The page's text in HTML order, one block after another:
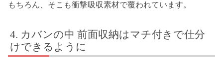
もちろん、そこも衝撃吸収素材で覆われています。
カバンの中 前面収納はマチ付きで仕分
けできるように